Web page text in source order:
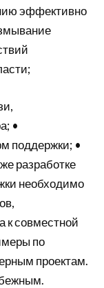
эффективно
•
поддержки; •
разработке
необходимо
к совместной
по
проектам.